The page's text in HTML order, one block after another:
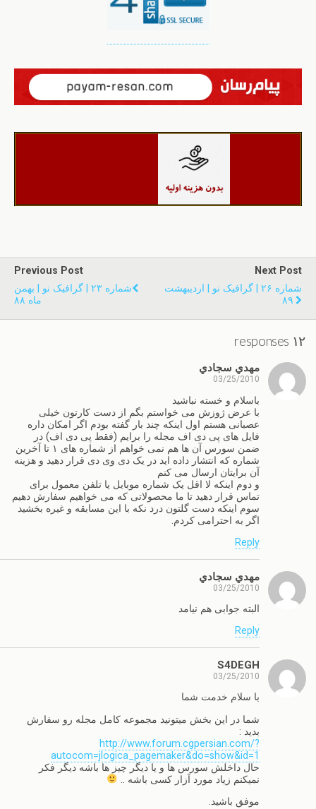
Previous Post
شماره ۲۳ | گرافیک نو | بهمن
ماه ۸۸
Next Post
شماره ۲۶ | گرافیک نو | اردیبهشت
۸۹
۱۲ responses
مهدي سجادي
03/25/2010
باسلام و خسته نباشید
با عرض ژوزش می خواستم بگم از دست کارتون خیلی
عصبانی هستم اول اینکه چند بار گفته بودم اگر امکان داره
فایل های پی دی اف مجله را برایم (فقط پی دی اف) در
ضمن سورس آن ها هم نمی خواهم از شماره های ۱ تا آخرین
شماره که انتشار داده اید در یک دی وی دی قرار دهید و هزینه
آن برایتان ارسال می کنم
و دوم اینکه لا اقل یک شماره موبایل یا تلفن معمول برای
تماس قرار دهید تا ما محصولاتی که می خواهیم سفارش دهیم
سوم اینکه دست گلتون درد نکه با این مسابقه و غیره بخشید
اگر به احترامی کردم.
Reply
مهدي سجادي
03/25/2010
البته جوابی هم نیامد
Reply
S4DEGH
03/25/2010
با سلام خدمت شما
شما در این بخش میتونید مجموعه کامل مجله رو سفارش
بدید :
http://www.forum.cgpersian.com/?
autocom=jlogica_pagemaker&do=show&id=1
حال داخلش سورس ها و یا دیگر چیز ها باشه دیگر فکر
نمیکنم زیاد مورد آزار کسی باشه ..
موفق باشید.